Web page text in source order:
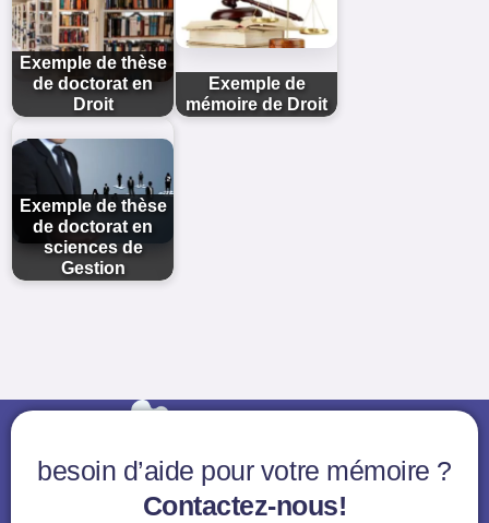
Exemple de thèse
de doctorat en
Droit
Exemple de
mémoire de Droit
Exemple de thèse
de doctorat en
sciences de
Gestion
besoin d’aide pour votre mémoire ?
Contactez-nous!